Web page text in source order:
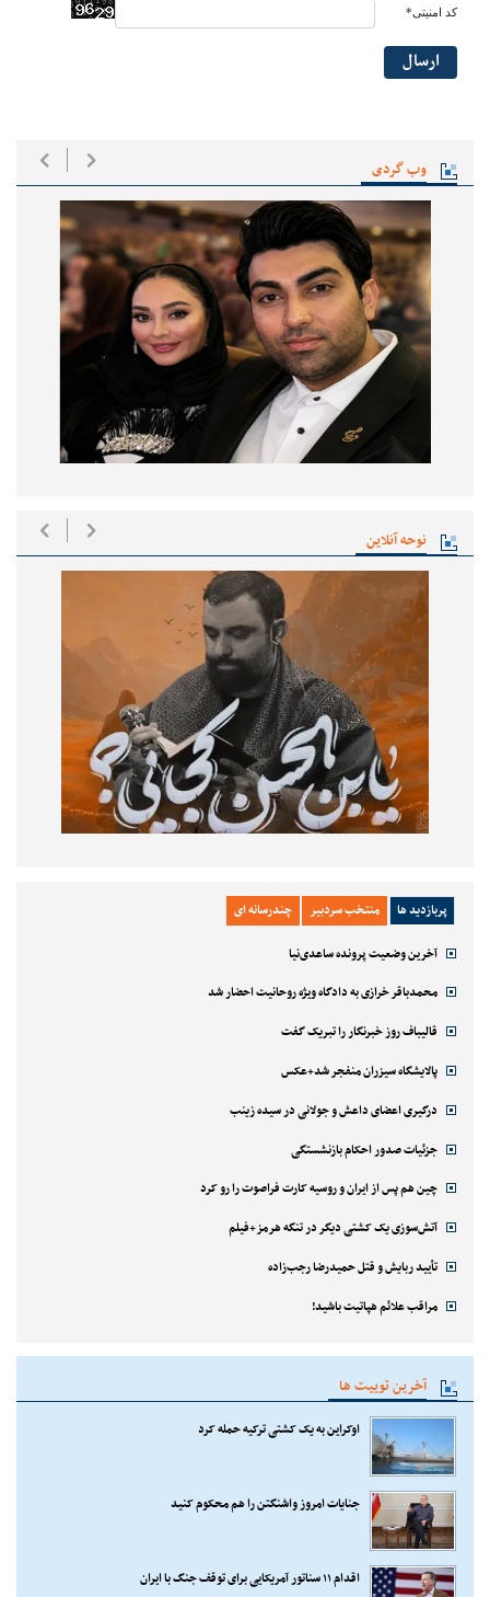
وب گردی
نوحه آنلاین
پربازدید ها منتخب سردبیر چندرسانه ای
آخرین وضعیت پرونده ساعدی‌نیا
محمدباقر خرازی به دادگاه ویژه روحانیت احضار شد
قالیباف روز خبرنگار را تبریک گفت
پالایشگاه سیزران منفجر شد+عکس
درگیری اعضای داعش و جولانی در سیده زینب
جزئیات صدور احکام بازنشستگی
چین هم پس از ایران و روسیه کارت فراصوت را رو کرد
آتش‌سوزی یک کشتی دیگر در تنگه هرمز+فیلم
تأیید ربایش و قتل حمیدرضا رجب‌زاده
مراقب علائم هپاتیت باشید!
آخرین توییت ها
اوکراین به یک کشتی ترکیه حمله کرد
جنایات امروز واشنگتن را هم محکوم کنید
اقدام ۱۱ سناتور آمریکایی برای توقف جنگ با ایران
کد امنیتی*
ارسال